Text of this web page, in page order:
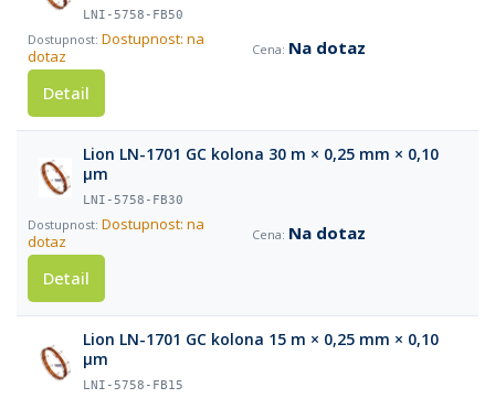
LNI-5758-FB50
Dostupnost: na
dotaz
Na dotaz
Detail
Lion LN-1701 GC kolona 30 m × 0,25 mm × 0,10
µm
LNI-5758-FB30
Dostupnost: na
dotaz
Na dotaz
Detail
Lion LN-1701 GC kolona 15 m × 0,25 mm × 0,10
µm
LNI-5758-FB15